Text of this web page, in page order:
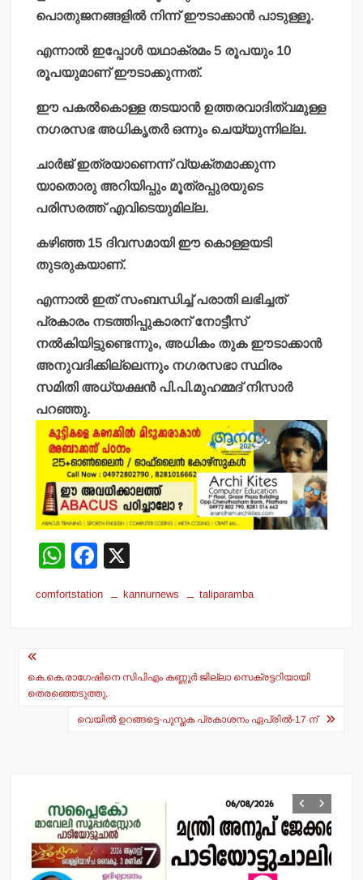
പൊതുജനങ്ങളില്‍ നിന്ന് ഈടാക്കാന്‍ പാടുള്ളൂ.
എന്നാല്‍ ഇപ്പോള്‍ യഥാക്രമം 5 രൂപയും 10
രൂപയുമാണ് ഈടാക്കുന്നത്.
ഈ പകല്‍കൊള്ള തടയാന്‍ ഉത്തരവാദിത്വമുള്ള
നഗരസഭ അധികൃതര്‍ ഒന്നും ചെയ്യുന്നില്ല.
ചാര്‍ജ് ഇത്രയാണെന്ന് വ്യക്തമാക്കുന്ന
യാതൊരു അറിയിപ്പും മൂത്രപ്പുരയുടെ
പരിസരത്ത് എവിടെയുമില്ല.
കഴിഞ്ഞ 15 ദിവസമായി ഈ കൊള്ളയടി
തുടരുകയാണ്.
എന്നാല്‍ ഇത് സംബന്ധിച്ച് പരാതി ലഭിച്ചത്
പ്രകാരം നടത്തിപ്പുകാരന് നോട്ടീസ്
നല്‍കിയിട്ടുണ്ടെന്നും, അധികം തുക ഈടാക്കാന്‍
അനുവദിക്കില്ലെന്നും നഗരസഭാ സ്ഥിരം
സമിതി അധ്യക്ഷന്‍ പി.പി.മുഹമ്മദ് നിസാര്‍
പറഞ്ഞു.
W
at
p
p
F
c
o
o
comfortstation kannurnews taliparamba
Post
navigation
കെ.കെ.രാഗേഷിനെ സിപിഎം കണ്ണൂര്‍ ജില്ലാ സെക്രട്ടറിയായി
തെരഞ്ഞെടുത്തു.
വെയില്‍ ഉറങ്ങട്ടെ-പുസ്തക പ്രകാശനം ഏപ്രില്‍-17 ന്